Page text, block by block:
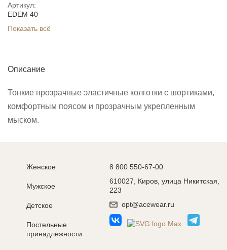
Артикул:
EDEM 40
Показать всё
Описание
Тонкие прозрачные эластичные колготки с шортиками,
комфортным поясом и прозрачным укрепленным
мыском.
Женское
Мужское
Детское
Постельные
принадлежности
8 800 550-67-00
610027, Киров, улица Никитская,
223
opt@acewear.ru